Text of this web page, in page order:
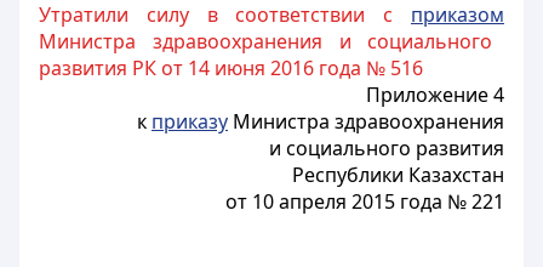
Утратили силу в соответствии с приказом
Министра здравоохранения и социального
развития РК от 14 июня 2016 года № 516
Приложение 4
к приказу Министра здравоохранения
и социального развития
Республики Казахстан
от 10 апреля 2015 года № 221